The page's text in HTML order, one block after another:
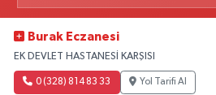
Burak Eczanesi
EK DEVLET HASTANESİ KARŞISI
0 (328) 814 83 33 Yol Tarifi Al